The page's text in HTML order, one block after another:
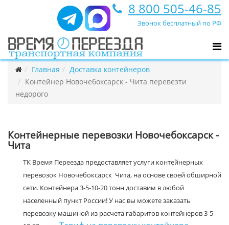
8 800 505-46-85
Звонок бесплатный по РФ
Главная
Доставка контейнеров
Контейнер Новочебоксарск - Чита перевезти
недорого
Контейнерные перевозки Новочебоксарск -
Чита
ТК Время Переезда предоставляет услуги контейнерных
перевозок Новочебоксарск Чита, на основе своей обширной
сети. Контейнера 3-5-10-20 тонн доставим в любой
населенный пункт России! У нас вы можете заказать
перевозку машиной из расчета габаритов контейнеров 3-5-